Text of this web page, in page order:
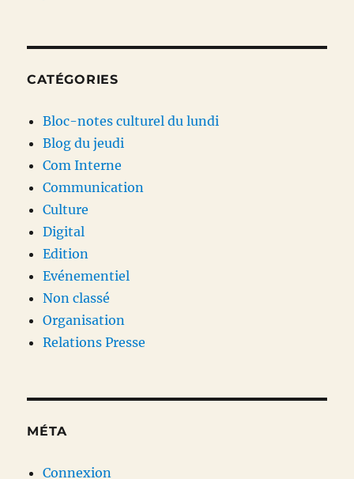
CATÉGORIES
Bloc-notes culturel du lundi
Blog du jeudi
Com Interne
Communication
Culture
Digital
Edition
Evénementiel
Non classé
Organisation
Relations Presse
MÉTA
Connexion